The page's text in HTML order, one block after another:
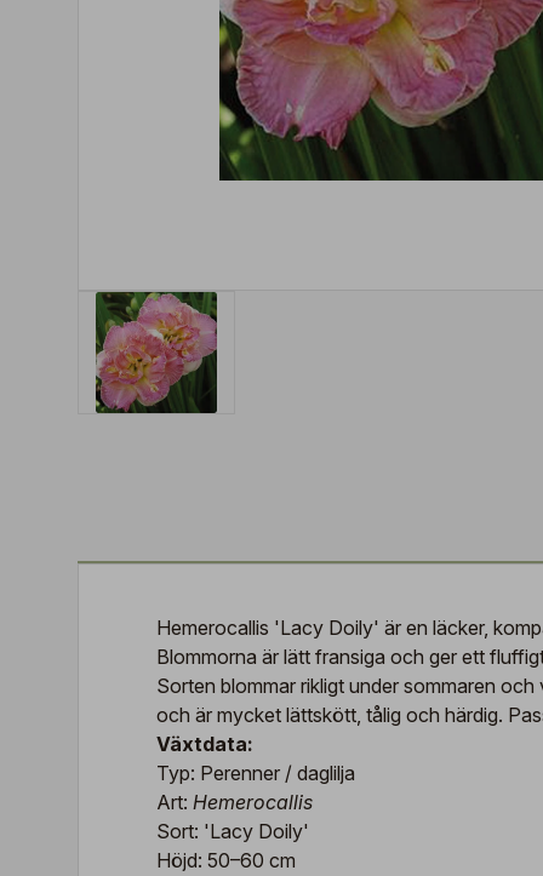
Hemerocallis 'Lacy Doily' är en läcker,
Blommorna är lätt fransiga och ger ett
Sorten blommar rikligt under sommaren
och är mycket lättskött, tålig och härdig.
Växtdata:
Typ: Perenner / daglilja
Art: Hemerocallis
Sort: 'Lacy Doily'
Höjd: 50–60 cm